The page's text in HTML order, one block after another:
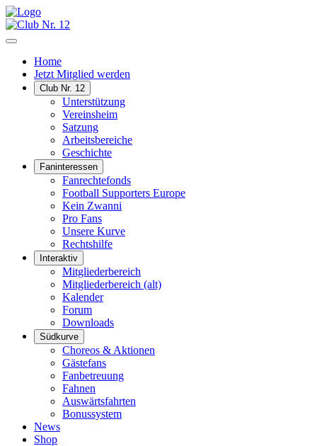
Home
Jetzt Mitglied werden
Club Nr. 12
Unterstützung
Vereinsheim
Satzung
Arbeitsbereiche
Geschichte
Faninteressen
Fanrechtefonds
Football Supporters Europe
Kein Zwanni
Pro Fans
Unsere Kurve
Rechtshilfe
Interaktiv
Mitgliederbereich
Mitgliederbereich (alt)
Kalender
Forum
Downloads
Südkurve
Choreos & Aktionen
Gästefans
Fanbetreuung
Fahnen
Auswärtsfahrten
Bonussystem
News
Shop